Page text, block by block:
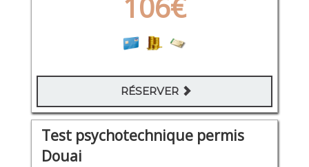
RÉSERVER
Test psychotechnique permis
Douai